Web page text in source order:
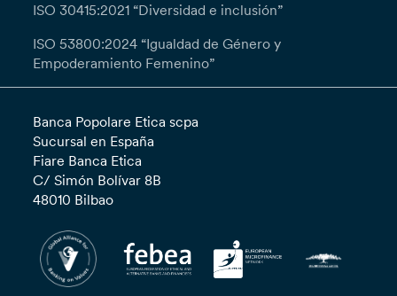
ISO 30415:2021 “Diversidad e inclusión”
ISO 53800:2024 “Igualdad de Género y
Empoderamiento Femenino”
Banca Popolare Etica scpa
Sucursal en España
Fiare Banca Etica
C/ Simón Bolívar 8B
48010 Bilbao